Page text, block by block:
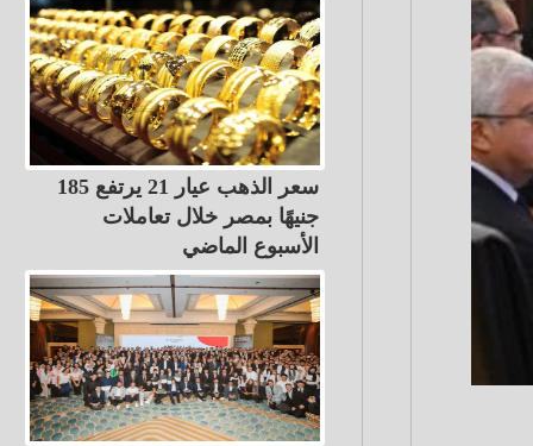
سعر الذهب عيار 21 يرتفع 185
جنيهًا بمصر خلال تعاملات
الأسبوع الماضي